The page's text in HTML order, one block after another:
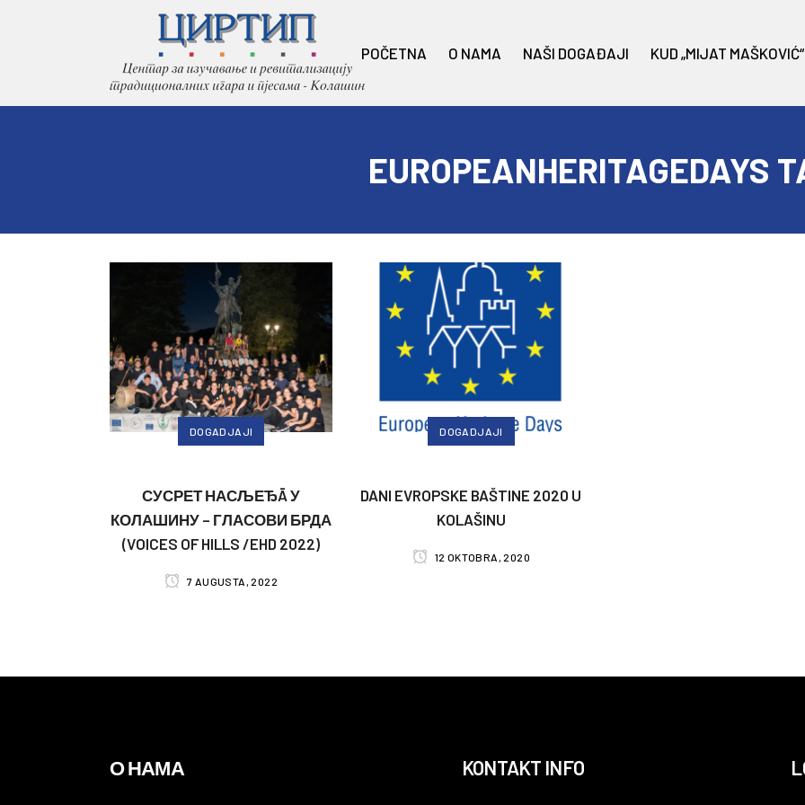
POČETNA O NAMA NAŠI DOGAĐAJI KUD „MIJAT MAŠKOVIĆ“
EUROPEANHERITAGEDAYS
DOGADJAJI
СУСРЕТ НАСЉЕЂĀ У
КОЛАШИНУ – ГЛАСОВИ БРДА
(VOICES OF HILLS /EHD 2022)
7 AUGUSTA, 2022
DOGADJAJI
DANI EVROPSKE BAŠTINE 2020 U
KOLAŠINU
12 OKTOBRA, 2020
О НАМА KONTAKT INFO